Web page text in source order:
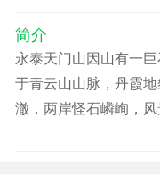
简介
永泰天门山因山有一
于青云山山脉，丹霞
澈，两岸怪石嶙峋，
区占地６平方公里